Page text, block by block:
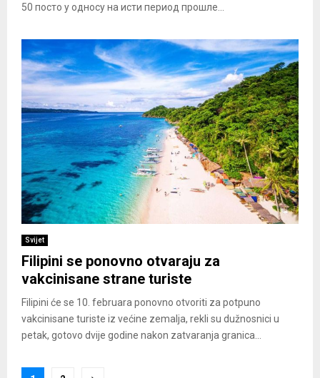
50 посто у односу на исти период прошле...
Svijet
Filipini se ponovno otvaraju za
vakcinisane strane turiste
Filipini će se 10. februara ponovno otvoriti za potpuno
vakcinisane turiste iz većine zemalja, rekli su dužnosnici u
petak, gotovo dvije godine nakon zatvaranja granica...